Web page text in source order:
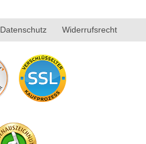
Datenschutz Widerrufsrecht